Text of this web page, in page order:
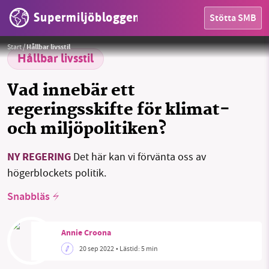
Supermiljöbloggen Stötta SMB
HEM
MILJÖFAKTA
OM OSS
Sök
Start/Hållbar livsstil
Hållbar livsstil
Vad innebär ett
regeringsskifte för klimat-
och miljöpolitiken?
NY REGERING Det här kan vi förvänta oss av
högerblockets politik.
Snabbläs
Annie Croona
20 sep 2022• Lästid:5 min
Statsministern öppnar för dialog om regeringens klimatpolitik i vår – kommer han att lyssna?Foto: